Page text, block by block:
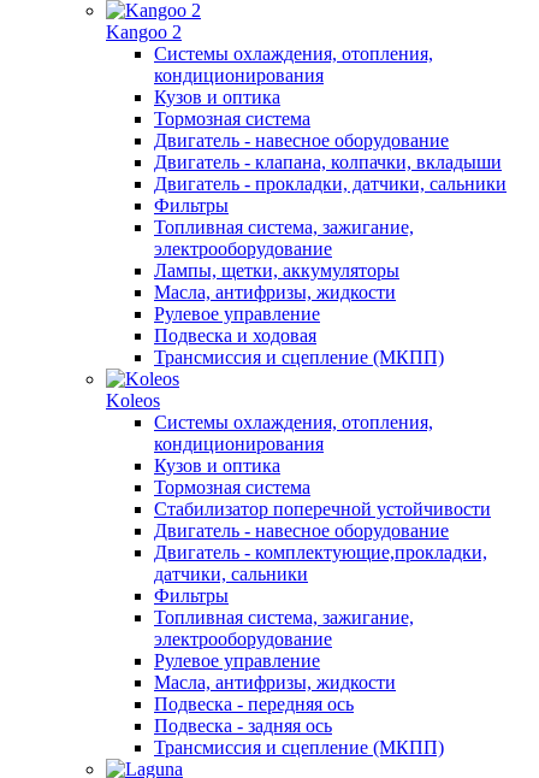
Kangoo 2
Системы охлаждения, отопления,
кондиционирования
Кузов и оптика
Тормозная система
Двигатель - навесное оборудование
Двигатель - клапана, колпачки, вкладыши
Двигатель - прокладки, датчики, сальники
Фильтры
Топливная система, зажигание,
электрооборудование
Лампы, щетки, аккумуляторы
Масла, антифризы, жидкости
Рулевое управление
Подвеска и ходовая
Трансмиссия и сцепление (МКПП)
Koleos
Системы охлаждения, отопления,
кондиционирования
Кузов и оптика
Тормозная система
Стабилизатор поперечной устойчивости
Двигатель - навесное оборудование
Двигатель - комплектующие,прокладки,
датчики, сальники
Фильтры
Топливная система, зажигание,
электрооборудование
Рулевое управление
Масла, антифризы, жидкости
Подвеска - передняя ось
Подвеска - задняя ось
Трансмиссия и сцепление (МКПП)